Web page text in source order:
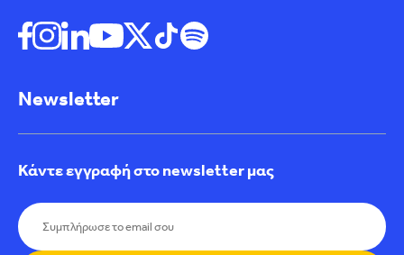
Newsletter
Κάντε εγγραφή στο newsletter μας